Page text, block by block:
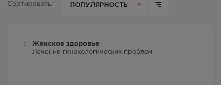
Сортировать: ПОПУЛЯРНОСТЬ
Женское здоровье
Лечение гинекологических проблем